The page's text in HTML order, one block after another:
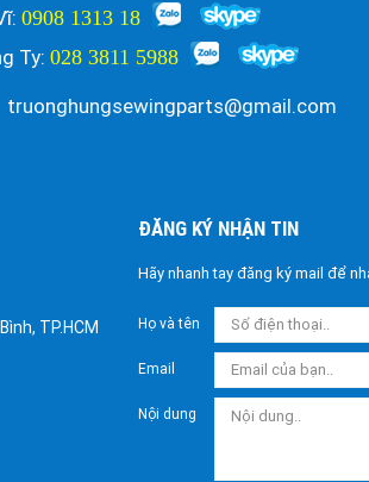
0908 1313 18
Ty: 028 3811 5988
truonghungsewingparts@gmail.com
TP.HCM
ĐĂNG KÝ NHẬN TIN
Hãy nhanh tay đăng ký mail để
Họ và tên
Email
Nội dung